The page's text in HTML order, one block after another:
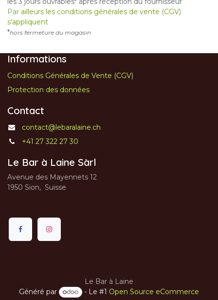
Par ailleurs les conditions générales de vente (CGV)
s'appliquent
*hors fermeture du magasin
Informations
Conditions Générales de Vente (CGV)
Protection des données
Contact
contact@lebaralaine.ch
+41 27 322 27 30
Le Bar à Laine Sàrl
Avenue des Mayennets 12
1950 Sion, Suisse
Le Bar à Laine
Généré par
- Le #1 Open Source eCommerce